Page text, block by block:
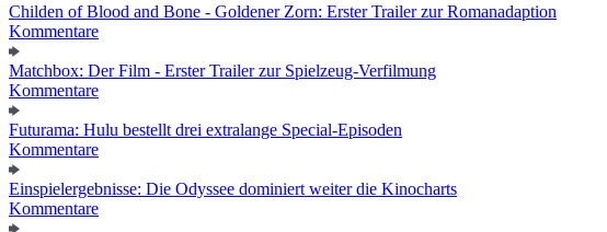
Childen of Blood and Bone - Goldener Zorn: Erster Trailer zur Romanadaption
Kommentare
Matchbox: Der Film - Erster Trailer zur Spielzeug-Verfilmung
Kommentare
Futurama: Hulu bestellt drei extralange Special-Episoden
Kommentare
Einspielergebnisse: Die Odyssee dominiert weiter die Kinocharts
Kommentare